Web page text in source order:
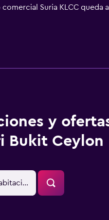
Suria KLCC queda
Sunway Lagoon queda a
para familias, ofrece
y
Bukit Ceylon